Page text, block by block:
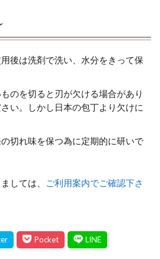
後は洗剤で洗い、水分をきって保
のを切ると刃が欠ける場合があり
い。しかし日本の包丁より欠けに
切れ味を保つ為に定期的に研いで
しては、
ご利用案内でご確認下さ